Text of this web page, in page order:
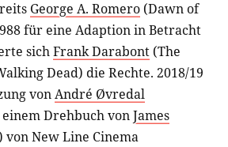
George A. Romero (Dawn of
für eine Adaption in Betracht
sichFrank Darabont (The
Dead) die Rechte. 2018/19
vonAndré Øvredal
Drehbuch vonJames
von New Line Cinema